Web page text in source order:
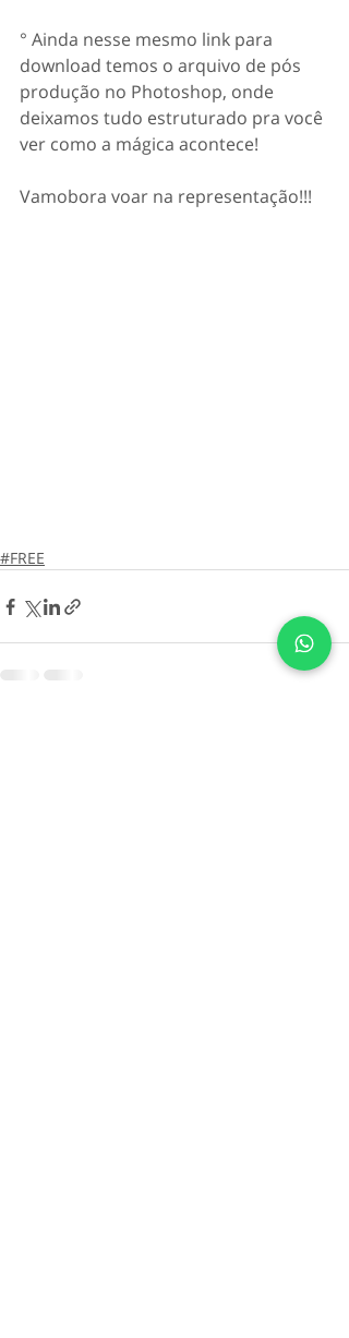
° Ainda nesse mesmo link para
download temos o arquivo de pós
produção no Photoshop, onde
deixamos tudo estruturado pra você
ver como a mágica acontece!⠀⠀⠀
Vamobora voar na representação!!!
#FREE